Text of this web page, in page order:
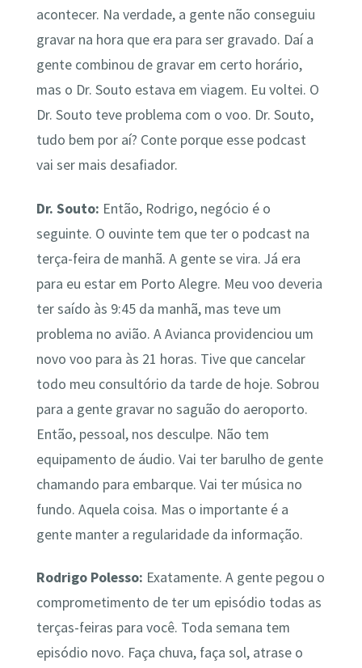
acontecer. Na verdade, a gente não conseguiu
gravar na hora que era para ser gravado. Daí a
gente combinou de gravar em certo horário,
mas o Dr. Souto estava em viagem. Eu voltei. O
Dr. Souto teve problema com o voo. Dr. Souto,
tudo bem por aí? Conte porque esse podcast
vai ser mais desafiador.
Dr. Souto: Então, Rodrigo, negócio é o
seguinte. O ouvinte tem que ter o podcast na
terça-feira de manhã. A gente se vira. Já era
para eu estar em Porto Alegre. Meu voo deveria
ter saído às 9:45 da manhã, mas teve um
problema no avião. A Avianca providenciou um
novo voo para às 21 horas. Tive que cancelar
todo meu consultório da tarde de hoje. Sobrou
para a gente gravar no saguão do aeroporto.
Então, pessoal, nos desculpe. Não tem
equipamento de áudio. Vai ter barulho de gente
chamando para embarque. Vai ter música no
fundo. Aquela coisa. Mas o importante é a
gente manter a regularidade da informação.
Rodrigo Polesso: Exatamente. A gente pegou o
comprometimento de ter um episódio todas as
terças-feiras para você. Toda semana tem
episódio novo. Faça chuva, faça sol, atrase o